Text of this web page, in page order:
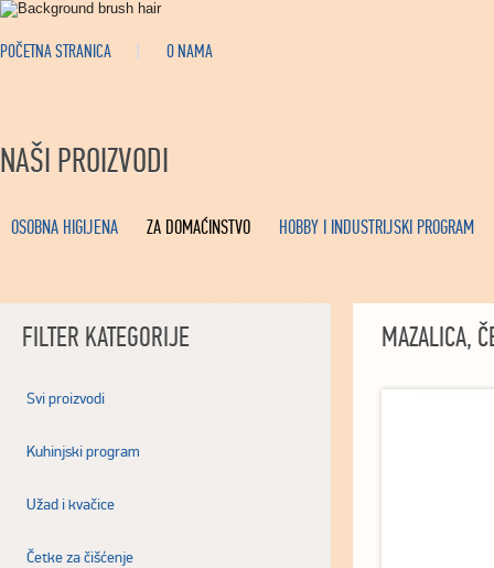
POČETNA STRANICA O NAMA
NAŠI PROIZVODI
OSOBNA HIGIJENA ZA DOMAĆINSTVO HOBBY I INDUSTRIJSKI PROGRAM
FILTER KATEGORIJE
Svi proizvodi
Kuhinjski program
Užad i kvačice
Četke za čišćenje
MAZALICA,